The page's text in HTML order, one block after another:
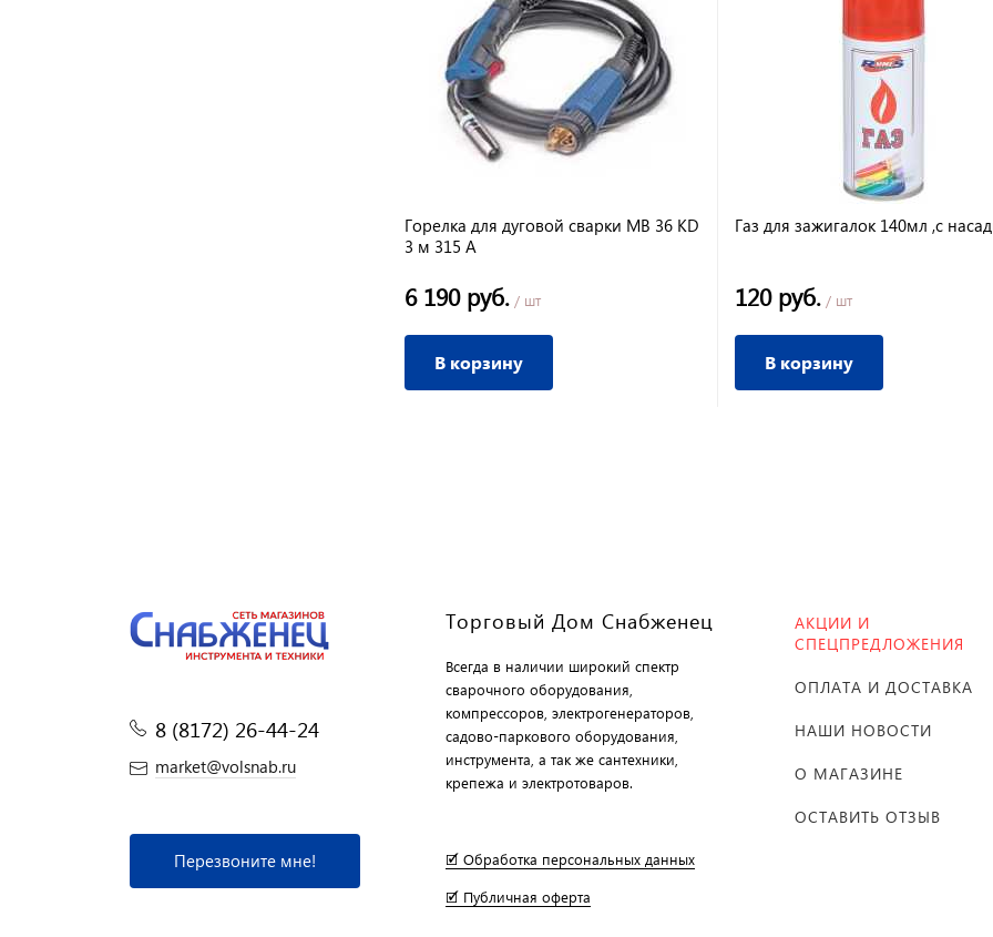
Горелка для дуговой сварки МВ 36 KD
3 м 315 А
6 190 руб. / шт
В корзину
Газ для зажигалок 140мл ,с
120 руб. / шт
В корзину
8 (8172) 26-44-24
market@volsnab.ru
Перезвоните мне!
Торговый Дом Снабженец
Всегда в наличии широкий спектр
сварочного оборудования,
компрессоров, электрогенераторов,
садово-паркового оборудования,
инструмента, а так же сантехники,
крепежа и электротоваров.
🗹 Обработка персональных данных
🗹 Публичная оферта
АКЦИИ И
СПЕЦПРЕДЛОЖЕНИЯ
ОПЛАТА И ДОСТАВКА
НАШИ НОВОСТИ
О МАГАЗИНЕ
ОСТАВИТЬ ОТЗЫВ